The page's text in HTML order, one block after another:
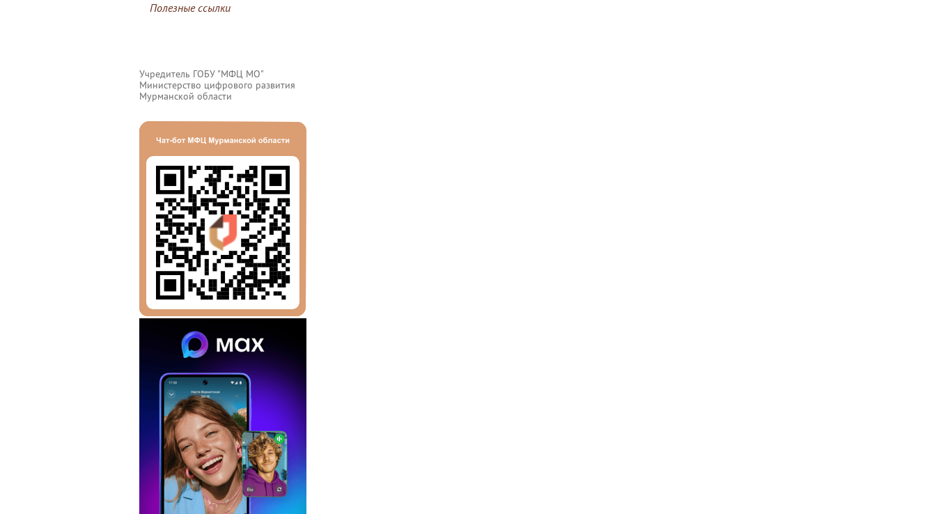
Полезные ссылки
Учредитель ГОБУ "МФЦ МО"
Министерство цифрового развития
Мурманской области